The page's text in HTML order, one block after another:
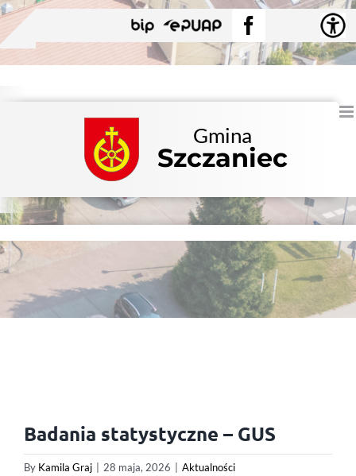
Przejdź
do
zawartości
BIP EPUAPFacebook
Gmina
Szczaniec
Badania statystyczne – GUS
By Kamila Graj 28 maja, 2026 Aktualności